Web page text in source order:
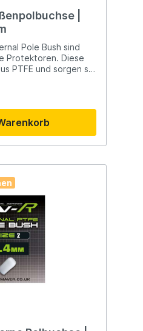
|
Pole Bush sind
Protektoren. Diese
PTFE und sorgen so
Kampf eines Fisches